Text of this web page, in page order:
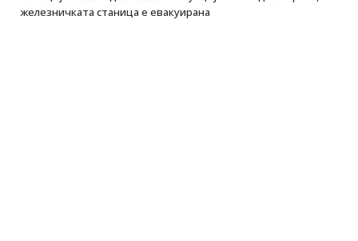
железничката станица е евакуирана